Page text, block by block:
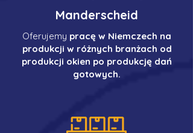
Manderscheid
Oferujemy pracę w Niemczech na
produkcji w różnych branżach od
produkcji okien po produkcję dań
gotowych.